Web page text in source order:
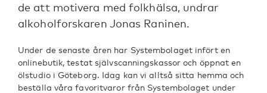
de att motivera med folkhälsa, undrar
alkoholforskaren Jonas Raninen.
Under de senaste åren har Systembolaget infört en
onlinebutik, testat självscanningskassor och öppnat en
ölstudio i Göteborg. Idag kan vi alltså sitta hemma och
beställa våra favoritvaror från Systembolaget under